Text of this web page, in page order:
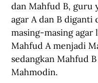
dan Mahfud B, guru
agar A dan B diganti
masing-masing agar
Mahfud A menjadi
sedangkan Mahfud
Mahmodin.